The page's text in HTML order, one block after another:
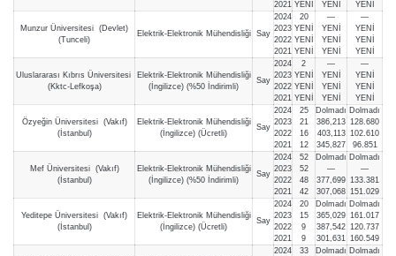
2021 YENİ
YENİ
YENİ
Munzur Üniversitesi (Devlet)
(Tunceli)
Elektrik-Elektronik Mühendisliği Say
2024
2023
2022
2021
20
YENİ
YENİ
YENİ
—
YENİ
YENİ
YENİ
—
YENİ
YENİ
YENİ
Uluslararası Kıbrıs Üniversitesi
(Kktc-Lefkoşa)
Elektrik-Elektronik Mühendisliği
(İngilizce) (%50 İndirimli)
Say
2024
2023
2022
2021
2
YENİ
YENİ
YENİ
—
YENİ
YENİ
YENİ
—
YENİ
YENİ
YENİ
Özyeğin Üniversitesi (Vakıf)
(İstanbul)
Elektrik-Elektronik Mühendisliği
(İngilizce) (Ücretli)
Say
2024
2023
2022
2021
25
21
16
12
Dolmadı
386,213
403,113
345,827
Dolmadı
128.680
102.610
96.851
Mef Üniversitesi (Vakıf)
(İstanbul)
Elektrik-Elektronik Mühendisliği
(İngilizce) (%50 İndirimli)
Say
2024
2023
2022
2021
52
52
48
42
Dolmadı
—
377,699
307,068
Dolmadı
—
133.381
151.029
Yeditepe Üniversitesi (Vakıf)
(İstanbul)
Elektrik-Elektronik Mühendisliği
(İngilizce) (Ücretli)
Say
2024
2023
2022
2021
20
15
9
9
Dolmadı
365,029
387,542
301,631
Dolmadı
161.017
120.737
160.549
2024
33
Dolmadı Dolmadı